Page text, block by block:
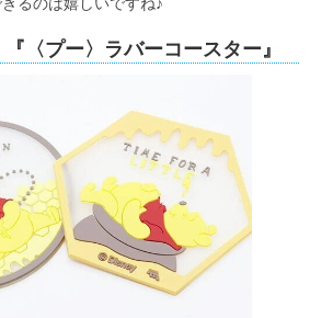
〈プー〉ラバーコースター』